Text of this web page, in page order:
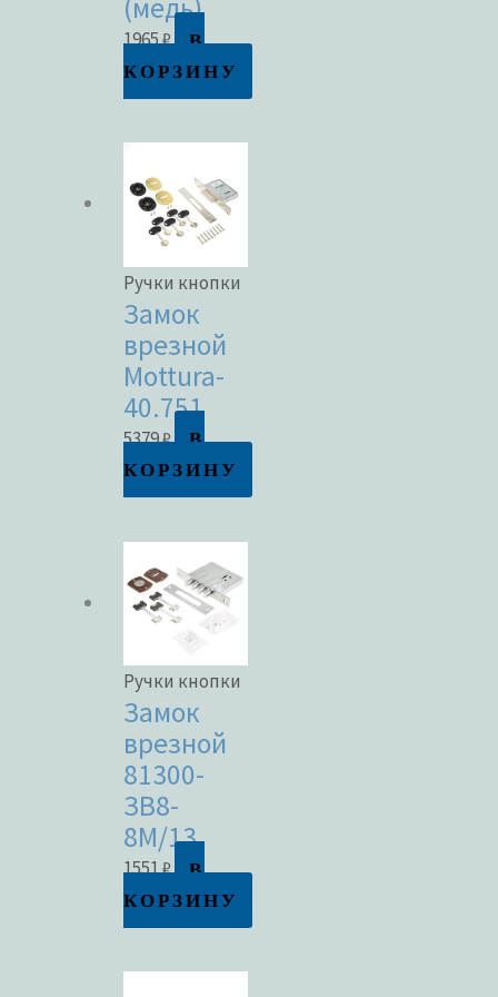
(медь)
1965₽
В
КОРЗИНУ
Ручки кнопки
Замок
врезной
Mottura-
40.751
5379₽
В
КОРЗИНУ
Ручки кнопки
Замок
врезной
81300-
ЗВ8-
8М/13
1551₽
В
КОРЗИНУ